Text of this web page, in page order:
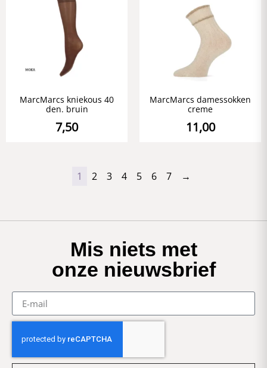
MarcMarcs kniekous 40
den. bruin
7,50
MarcMarcs damessokken
creme
11,00
1 2 3 4 5 6 7 →
Mis niets met
onze nieuwsbrief